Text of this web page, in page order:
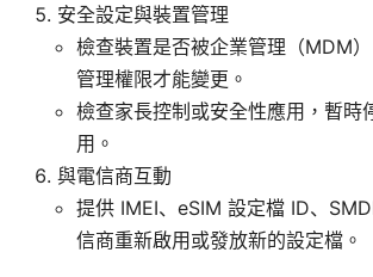
安全設定與裝置管理
檢查裝置是否被企業管理（MDM
管理權限才能變更。
檢查家長控制或安全性應用，暫時
用。
與電信商互動
提供 IMEI、eSIM 設定檔 ID、
信商重新啟用或發放新的設定檔。